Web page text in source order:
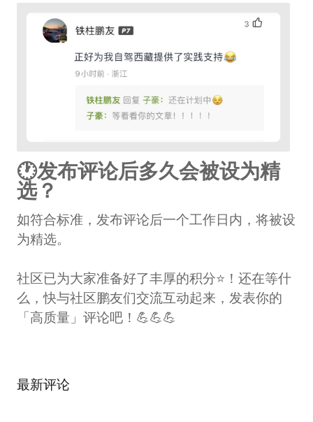
🕐发布评论后多久会被设为精
选？
如符合标准，发布评论后一个工作日内，将被设
为精选。
社区已为大家准备好了丰厚的积分⭐！还在等什
么，快与社区鹏友们交流互动起来，发表你的
「高质量」评论吧！💪💪💪
最新评论